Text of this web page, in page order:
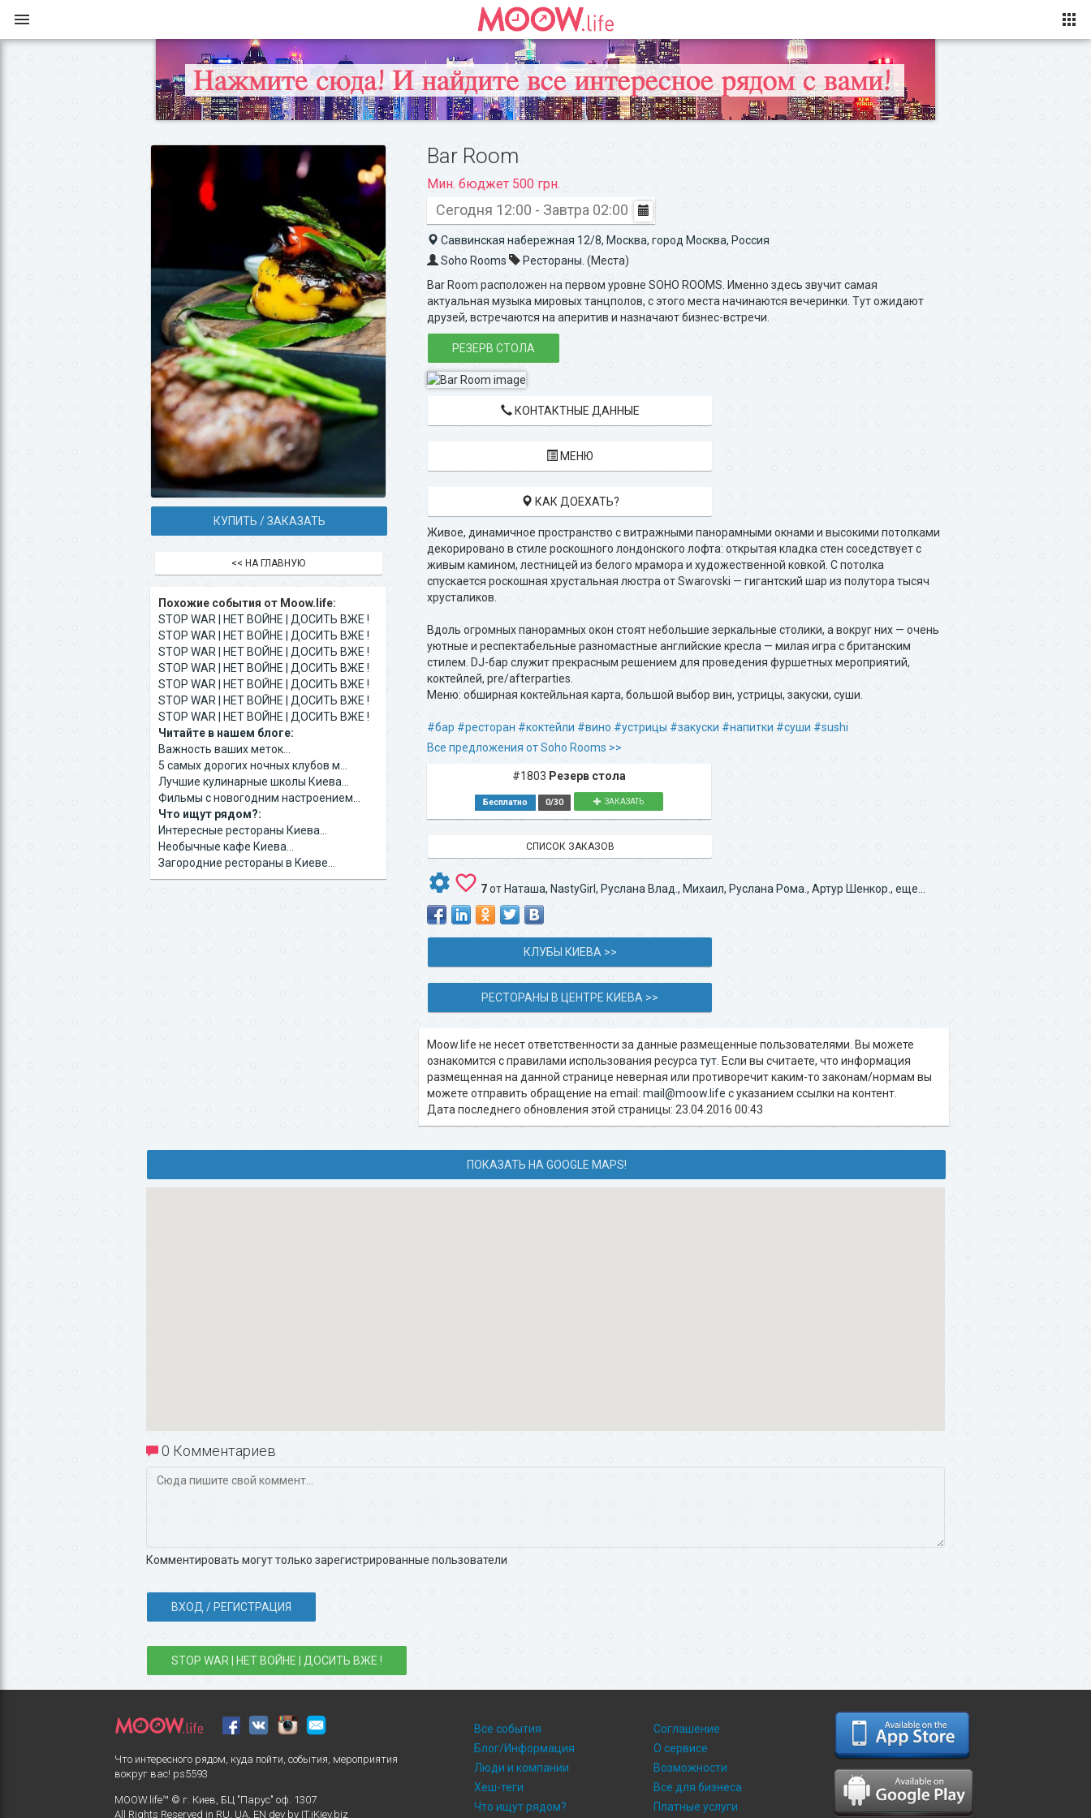
КУПИТЬ / ЗАКАЗАТЬ
<< НА ГЛАВНУЮ
Похожие события от Moow.life:
STOP WAR | НЕТ ВОЙНЕ | ДОСИТЬ ВЖЕ !
STOP WAR | НЕТ ВОЙНЕ | ДОСИТЬ ВЖЕ !
STOP WAR | НЕТ ВОЙНЕ | ДОСИТЬ ВЖЕ !
STOP WAR | НЕТ ВОЙНЕ | ДОСИТЬ ВЖЕ !
STOP WAR | НЕТ ВОЙНЕ | ДОСИТЬ ВЖЕ !
STOP WAR | НЕТ ВОЙНЕ | ДОСИТЬ ВЖЕ !
STOP WAR | НЕТ ВОЙНЕ | ДОСИТЬ ВЖЕ !
Читайте в нашем блоге:
Важность ваших меток...
5 самых дорогих ночных клубов м...
Лучшие кулинарные школы Киева...
Фильмы с новогодним настроением...
Что ищут рядом?:
Интересные рестораны Киева...
Необычные кафе Киева...
Загородние рестораны в Киеве...
Bar Room
Мин. бюджет 500 грн.
Сегодня 12:00 - Завтра 02:00
Саввинская набережная 12/8, Москва, город Москва, Россия
Soho Rooms
Рестораны. (Места)
Bar Room расположен на первом уровне SOHO ROOMS. Именно здесь звучит самая
актуальная музыка мировых танцполов, с этого места начинаются вечеринки. Тут ожидают
друзей, встречаются на аперитив и назначают бизнес-встречи.
РЕЗЕРВ СТОЛА
КОНТАКТНЫЕ ДАННЫЕ
МЕНЮ
КАК ДОЕХАТЬ?
Живое, динамичное пространство с витражными панорамными окнами и высокими потолками
декорировано в стиле роскошного лондонского лофта: открытая кладка стен соседствует с
живым камином, лестницей из белого мрамора и художественной ковкой. С потолка
спускается роскошная хрустальная люстра от Swarovski — гигантский шар из полутора тысяч
хрусталиков.
Вдоль огромных панорамных окон стоят небольшие зеркальные столики, а вокруг них — очень
уютные и респектабельные разномастные английские кресла — милая игра с британским
стилем. DJ-бар служит прекрасным решением для проведения фуршетных мероприятий,
коктейлей, pre/afterparties.
Меню: обширная коктейльная карта, большой выбор вин, устрицы, закуски, суши.
#бар #ресторан #коктейли #вино #устрицы #закуски #напитки #суши #sushi
Все предложения от Soho Rooms >>
#1803 Резерв стола
Бесплатно 0/30 ЗАКАЗАТЬ
СПИСОК ЗАКАЗОВ
7 от Наташа, NastyGirl, Руслана Влад., Михаил, Руслана Рома.,Артур Шенкор.,еще...
КЛУБЫ КИЕВА >>
РЕСТОРАНЫ В ЦЕНТРЕ КИЕВА >>
Moow.life не несет ответственности за данные размещенные пользователями. Вы можете
ознакомится с правилами использования ресурсатут. Если вы считаете, что информация
размещенная на данной странице неверная или противоречит каким-то законам/нормам вы
можете отправить обращение на email:mail@moow.life c указанием ссылки на контент.
Дата последнего обновления этой страницы: 23.04.2016 00:43
ПОКАЗАТЬ НА GOOGLE MAPS!
0 Комментариев
Комментировать могут только зарегистрированные пользователи
ВХОД / РЕГИСТРАЦИЯ
STOP WAR | НЕТ ВОЙНЕ | ДОСИТЬ ВЖЕ !
Что интересного рядом, куда пойти, события, мероприятия
вокруг вас! ps5593
MOOW.life™ © г. Киев, БЦ "Парус" оф. 1307
All Rights Reserved in RU, UA, EN dev by IT.iKiev.biz
Все события
Блог/Информация
Люди и компании
Хеш-теги
Что ищут рядом?
Соглашение
О сервисе
Возможности
Все для бизнеса
Платные услуги